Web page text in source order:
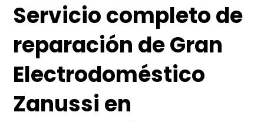
Servicio completo de
reparación de Gran
Electrodoméstico
Zanussi en